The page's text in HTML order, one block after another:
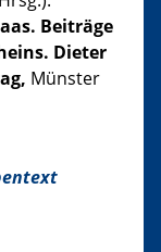
Beiträge
Dieter
Münster